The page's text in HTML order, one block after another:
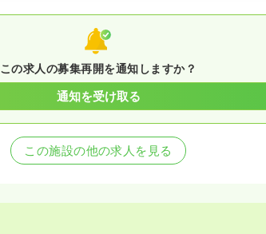
この求人の募集再開を通知しますか？
通知を受け取る
この施設の他の求人を見る